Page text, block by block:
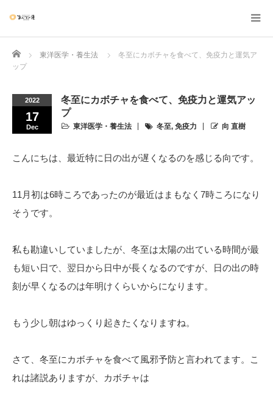
Home 東洋医学・養生法
冬至にカボチャを食べて、免疫力と運気ア
ップ
2022
17
Dec
冬至にカボチャを食べて、免疫力と運気アッ
プ
東洋医学・養生法 冬至, 免疫力 向 直樹
こんにちは、最近特に日の出が遅くなるのを感じる向です。
11月初は6時ころであったのが最近はまもなく7時ころになり
そうです。
私も勘違いしていましたが、冬至は太陽の出ている時間が最
も短い日で、翌日から日中が長くなるのですが、日の出の時
刻が早くなるのは年明けくらいからになります。
もう少し朝はゆっくり起きたくなりますね。
さて、冬至にカボチャを食べて風邪予防と言われてます。こ
れは諸説ありますが、カボチャは